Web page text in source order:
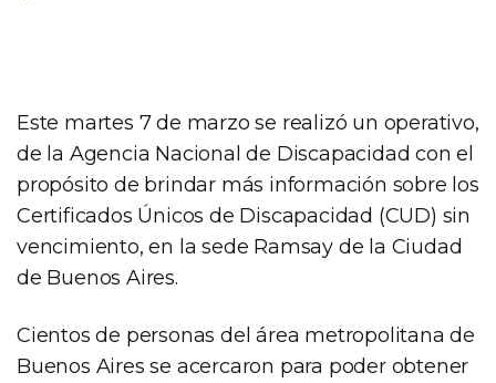
Este martes 7 de marzo se realizó un operativo,
de la Agencia Nacional de Discapacidad con el
propósito de brindar más información sobre los
Certificados Únicos de Discapacidad (CUD) sin
vencimiento, en la sede Ramsay de la Ciudad
de Buenos Aires.
Cientos de personas del área metropolitana de
Buenos Aires se acercaron para poder obtener